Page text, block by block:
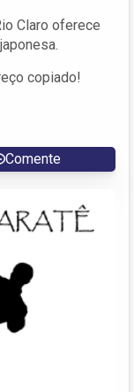
Claro oferece
copiado!
Comente